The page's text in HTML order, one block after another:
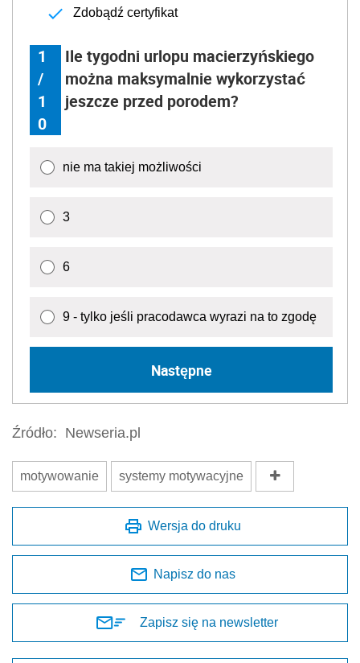
Zdobądź certyfikat
1
/
1
0
Ile tygodni urlopu macierzyńskiego
można maksymalnie wykorzystać
jeszcze przed porodem?
nie ma takiej możliwości
3
6
9 - tylko jeśli pracodawca wyrazi na to zgodę
Następne
Źródło: Newseria.pl
motywowanie systemy motywacyjne
Wersja do druku
Napisz do nas
Zapisz się na newsletter